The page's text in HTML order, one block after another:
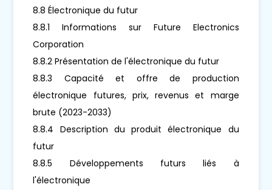
8.8 Électronique du futur
8.8.1 Informations sur Future Electronics
Corporation
8.8.2 Présentation de l'électronique du futur
8.8.3 Capacité et offre de production
électronique futures, prix, revenus et marge
brute (2023-2033)
8.8.4 Description du produit électronique du
futur
8.8.5 Développements futurs liés à
l'électronique